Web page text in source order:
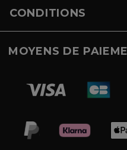
CONDITIONS
MOYENS DE